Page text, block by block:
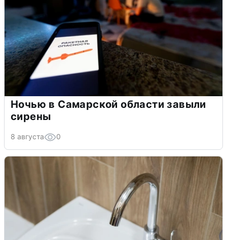
Ночью в Самарской области завыли
сирены
8 августа 0